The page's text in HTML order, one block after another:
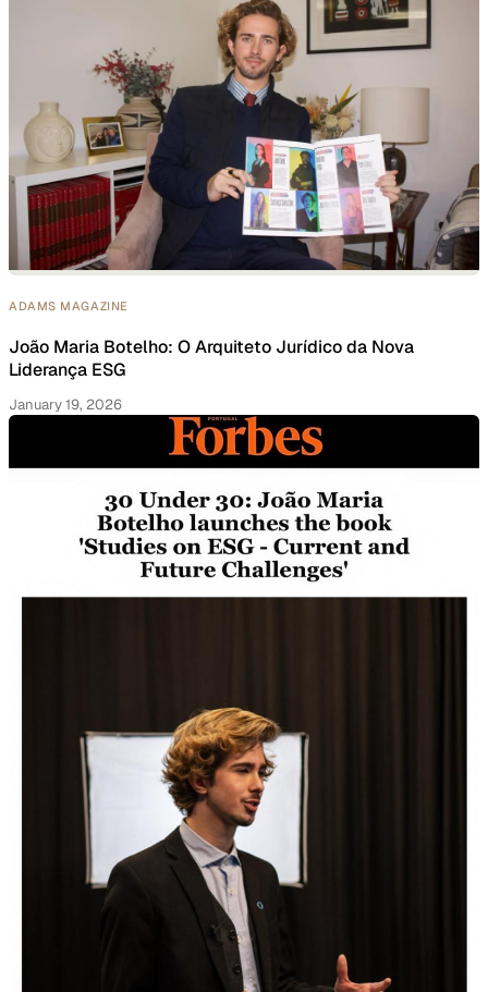
ADAMS MAGAZINE
João Maria Botelho: O Arquiteto Jurídico da Nova
Liderança ESG
January 19, 2026